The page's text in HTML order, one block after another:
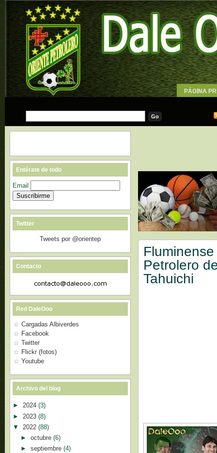
PÁGINA
Petrolero
Tahuichi
Entérate de todo
Email
Twitter
Tweets por @orientep
Contacto
Red DaleOoo
Cargadas Albiverdes
Facebook
Twitter
Flickr (fotos)
Youtube
Archivo del blog
► 2024 (3)
► 2023 (8)
▼ 2022 (88)
► octubre (6)
► septiembre (4)